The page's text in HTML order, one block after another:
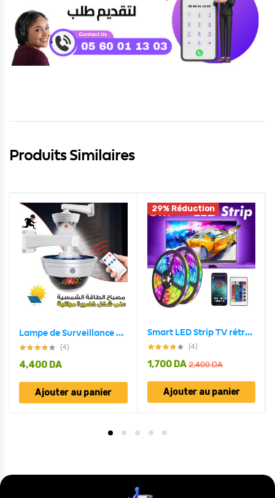
Produits Similaires
Lampe de Surveillance extérieure solaire Anti-vol, capteur de mouvement PIR à Induction humaine
(4)
4,400 DA
Ajouter au panier
29% Réduction
Smart LED Strip TV rétroéclairage 5M RGB Android/iOS
(4)
2,400DA
1,700 DA
Ajouter au panier